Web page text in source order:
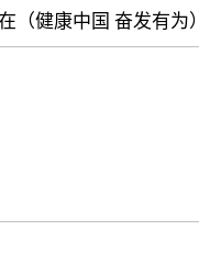
（健康中国 奋发有为）